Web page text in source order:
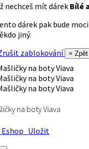
nechceš mít dárek Bílé
dárek pak bude
jiný.
zablokování
× Zpět
na boty Viava
Uložit